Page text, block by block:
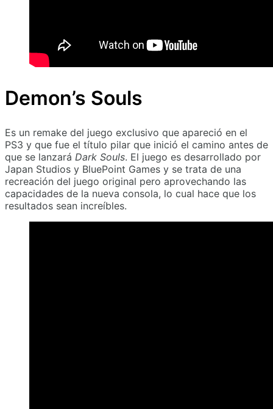
Demon’s Souls
Es un remake del juego exclusivo que apareció en el
PS3 y que fue el título pilar que inició el camino antes de
que se lanzará Dark Souls. El juego es desarrollado por
Japan Studios y BluePoint Games y se trata de una
recreación del juego original pero aprovechando las
capacidades de la nueva consola, lo cual hace que los
resultados sean increíbles.